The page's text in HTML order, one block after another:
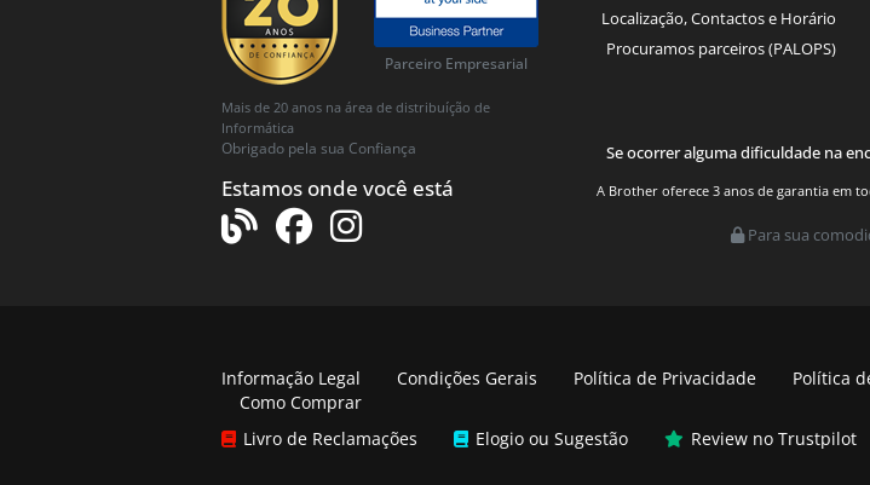
Parceiro Empresarial
Mais de 20 anos na área de distribuíção de
Informática
Obrigado pela sua Confiança
Estamos onde você está
Localização, Contactos e Horário
Procuramos parceiros (PALOPS)
Se ocorrer alguma dificuldade na
A Brother oferece 3 anos de garantia em
Para sua
Informação Legal Condições Gerais Política de Privacidade
Política
Como Comprar
Livro de Reclamações
Elogio ou Sugestão Review no Trustpilot